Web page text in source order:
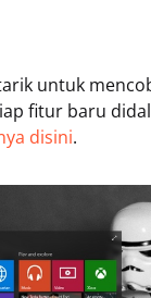
untuk
fitur baru
disini.